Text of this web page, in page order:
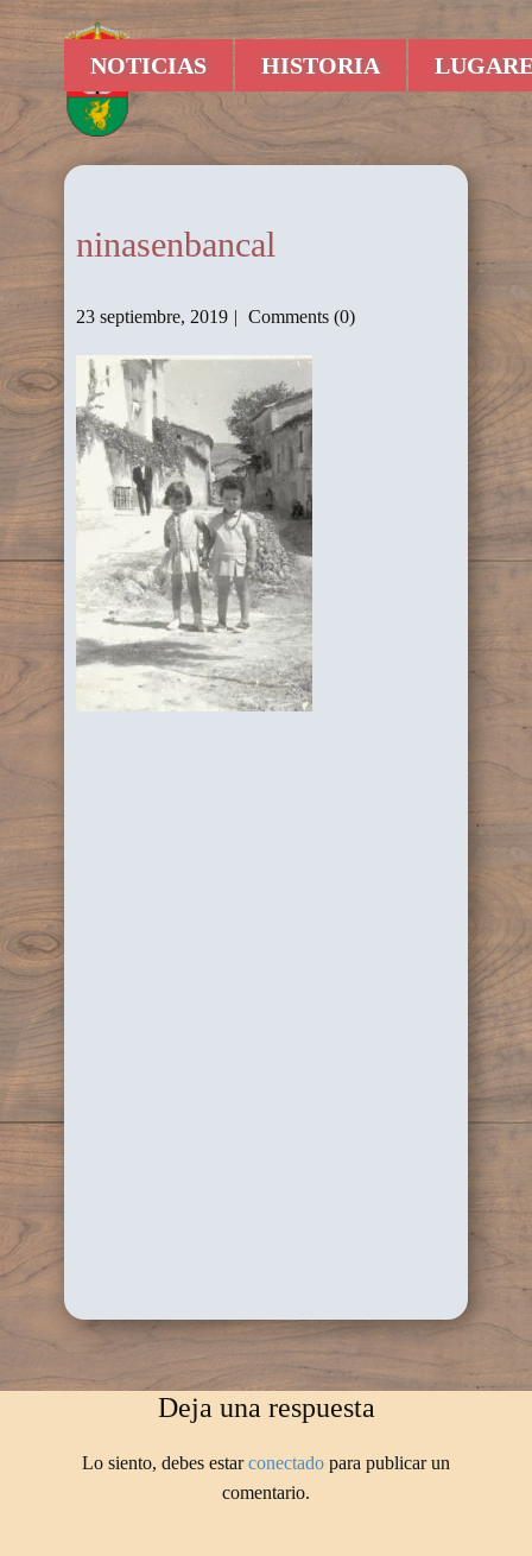
NOTICIAS HISTORIA
ninasenbancal
23 septiembre, 2019 Comments (0)
Deja una respuesta
Lo siento, debes estarconectado para publicar un
comentario.